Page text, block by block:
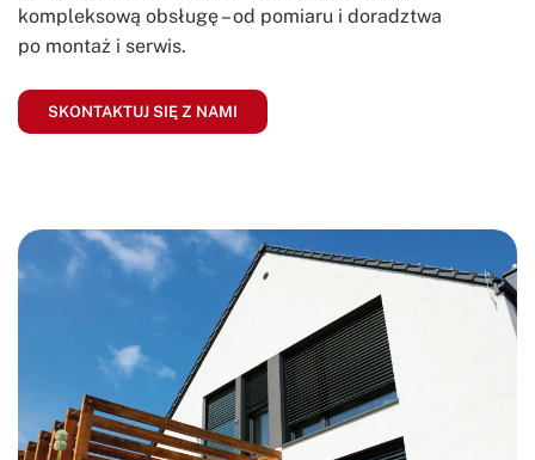
kompleksową obsługę – od pomiaru i doradztwa
po montaż i serwis.
SKONTAKTUJ SIĘ Z NAMI